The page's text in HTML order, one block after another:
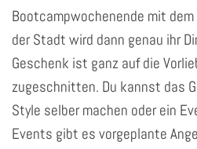
Bootcampwochenende mit
der Stadt wird dann genau ihr
Geschenk ist ganz auf die
zugeschnitten. Du kannst das
Style selber machen oder ein
Events gibt es vorgeplante